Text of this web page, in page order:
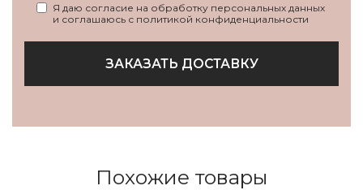
Я даю согласие на обработку персональных данных
и соглашаюсь с политикой конфиденциальности
ЗАКАЗАТЬ ДОСТАВКУ
Похожие товары